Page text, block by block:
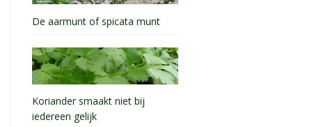
De aarmunt of spicata munt
Koriander smaakt niet bij
iedereen gelijk